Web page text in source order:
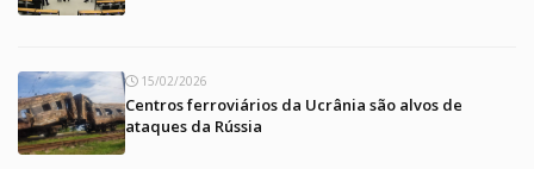
15/02/2026
Centros ferroviários da Ucrânia são alvos de
ataques da Rússia